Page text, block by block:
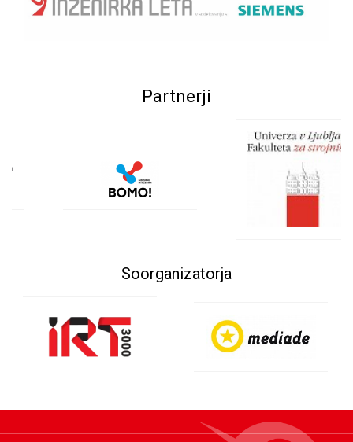
Partnerji
Soorganizatorja